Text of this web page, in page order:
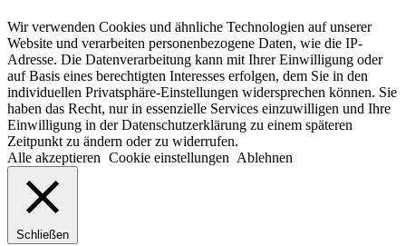
Wir verwenden Cookies und ähnliche Technologien auf unserer
Website und verarbeiten personenbezogene Daten, wie die IP-
Adresse. Die Datenverarbeitung kann mit Ihrer Einwilligung oder
auf Basis eines berechtigten Interesses erfolgen, dem Sie in den
individuellen Privatsphäre-Einstellungen widersprechen können. Sie
haben das Recht, nur in essenzielle Services einzuwilligen und Ihre
Einwilligung in der Datenschutzerklärung zu einem späteren
Zeitpunkt zu ändern oder zu widerrufen.
Alle akzeptieren Cookie einstellungen Ablehnen
Schließen